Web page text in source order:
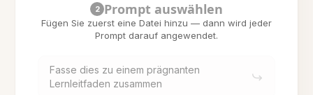
2 Prompt auswählen
Fügen Sie zuerst eine Datei hinzu — dann wird jeder
Prompt darauf angewendet.
Fasse dies zu einem prägnanten
Lernleitfaden zusammen